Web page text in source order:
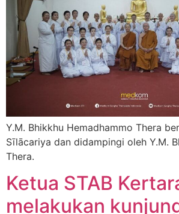
Y.M. Bhikkhu Hemadhammo Thera
Sīlācariya dan didampingi oleh Y.M.
Thera.
Ketua STAB
melakukan